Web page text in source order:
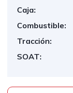
Caja:
Combustible:
Tracción:
SOAT: